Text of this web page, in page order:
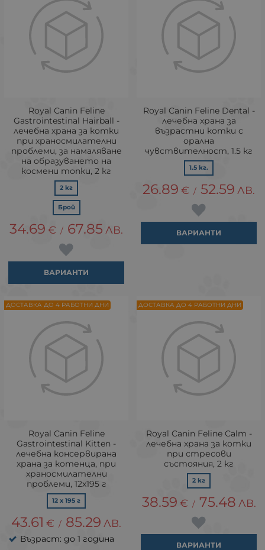
Royal Canin Feline
Gastrointestinal Hairball -
лечебна храна за котки
при храносмилателни
проблеми, за намаляване
на образуването на
космени топки, 2 кг
2 кг
Брой
34.69 € / 67.85 ЛВ.
ВАРИАНТИ
Royal Canin Feline Dental -
лечебна храна за
възрастни котки с
орална
чувствителност, 1.5 кг
1.5 кг.
26.89 € / 52.59 ЛВ.
ВАРИАНТИ
Royal Canin Feline
Gastrointestinal Kitten -
лечебна консервирана
храна за котенца, при
храносмилателни
проблеми, 12х195 г
12 x 195 г
43.61 € / 85.29 ЛВ.
Възраст: до 1 година
ДОСТАВКА ДО 4 РАБОТНИ ДНИ
Royal Canin Feline Calm -
лечебна храна за котки
при стресови
състояния, 2 кг
2 кг
38.59 € / 75.48 ЛВ.
ВАРИАНТИ
ДОСТАВКА ДО 4 РАБОТНИ ДНИ